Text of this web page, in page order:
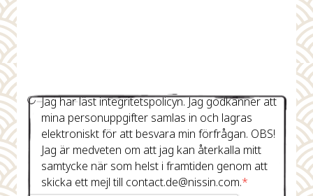
Jag har läst integritetspolicyn. Jag godkänner att
mina personuppgifter samlas in och lagras
elektroniskt för att besvara min förfrågan. OBS!
Jag är medveten om att jag kan återkalla mitt
samtycke när som helst i framtiden genom att
skicka ett mejl till contact.de@nissin.com.*